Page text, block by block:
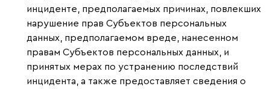
инциденте, предполагаемых причинах, повлекших
нарушение прав Субъектов персональных
данных, предполагаемом вреде, нанесенном
правам Субъектов персональных данных, и
принятых мерах по устранению последствий
инцидента, а также предоставляет сведения о